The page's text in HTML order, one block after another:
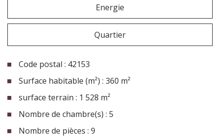
Energie
Quartier
Code postal : 42153
Surface habitable (m²) : 360 m²
surface terrain : 1 528 m²
Nombre de chambre(s) : 5
Nombre de pièces : 9